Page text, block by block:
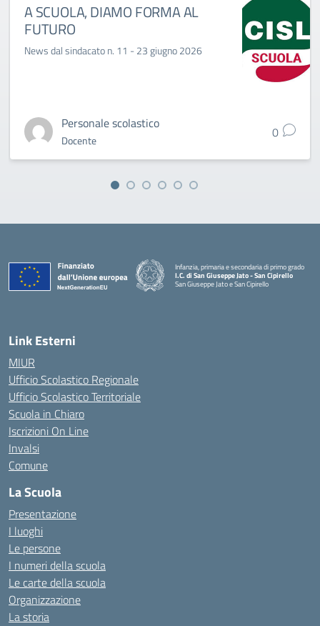
A SCUOLA, DIAMO FORMA AL
FUTURO
News dal sindacato n. 11 - 23 giugno 2026
Personale scolastico
Docente 0
Infanzia, primaria e secondaria di primo grado
I.C. di San Giuseppe Jato - San Cipirello
San Giuseppe Jato e San Cipirello
Link Esterni
MIUR
Ufficio Scolastico Regionale
Ufficio Scolastico Territoriale
Scuola in Chiaro
Iscrizioni On Line
Invalsi
Comune
La Scuola
Presentazione
I luoghi
Le persone
I numeri della scuola
Le carte della scuola
Organizzazione
La storia